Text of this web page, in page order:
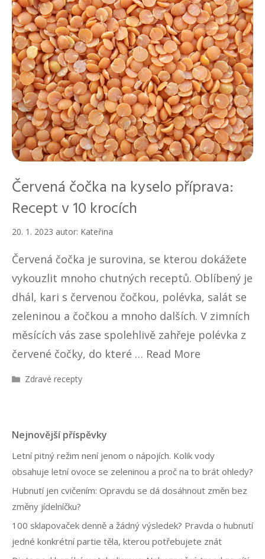
Červená čočka na kyselo příprava:
Recept v 10 krocích
20. 1. 2023 autor: Kateřina
Červená čočka je surovina, se kterou dokážete
vykouzlit mnoho chutných receptů. Oblíbený je
dhál, kari s červenou čočkou, polévka, salát se
zeleninou a čočkou a mnoho dalších. V zimních
měsících vás zase spolehlivě zahřeje polévka z
červené čočky, do které … Read More
R
k
y
Zdravé recepty
Nejnovější příspěvky
Letní pitný režim není jenom o nápojích. Kolik vody
obsahuje letní ovoce se zeleninou a proč na to brát ohledy?
Hubnutí jen cvičením: Opravdu se dá dosáhnout změn bez
změny jídelníčku?
100 sklapovaček denně a žádný výsledek? Pravda o hubnutí
jedné konkrétní partie těla, kterou potřebujete znát